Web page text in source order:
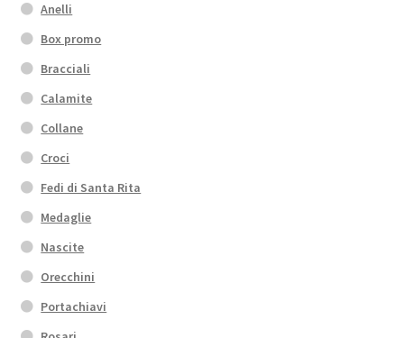
Anelli
Box promo
Bracciali
Calamite
Collane
Croci
Fedi di Santa Rita
Medaglie
Nascite
Orecchini
Portachiavi